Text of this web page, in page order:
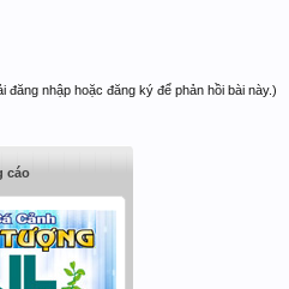
đăng nhập hoặc đăng ký để phản hồi bài này.)
cáo